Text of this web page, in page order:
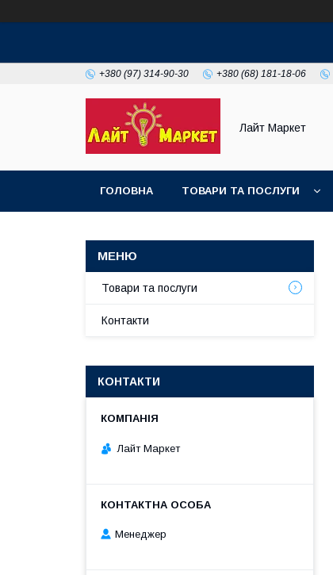
+380 (97) 314-90-30 +380 (68) 181-18-06
Лайт Маркет
ГОЛОВНА ТОВАРИ ТА ПОСЛУГИ
Товари та послуги
Контакти
КОНТАКТИ
Лайт Маркет
Менеджер